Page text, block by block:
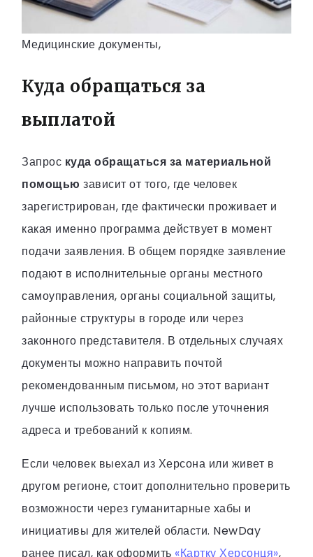
Медицинские документы,
Куда обращаться за
выплатой
Запрос куда обращаться за материальной
помощью зависит от того, где человек
зарегистрирован, где фактически проживает и
какая именно программа действует в момент
подачи заявления. В общем порядке заявление
подают в исполнительные органы местного
самоуправления, органы социальной защиты,
районные структуры в городе или через
законного представителя. В отдельных случаях
документы можно направить почтой
рекомендованным письмом, но этот вариант
лучше использовать только после уточнения
адреса и требований к копиям.
Если человек выехал из Херсона или живет в
другом регионе, стоит дополнительно проверить
возможности через гуманитарные хабы и
инициативы для жителей области. NewDay
ранее писал, как оформить «Картку Херсонця»,